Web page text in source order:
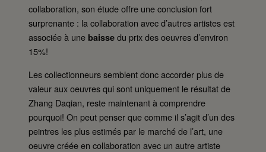
collaboration, son étude offre une conclusion fort
surprenante : la collaboration avec d’autres artistes est
associée à une baisse du prix des oeuvres d’environ
15%!
Les collectionneurs semblent donc accorder plus de
valeur aux oeuvres qui sont uniquement le résultat de
Zhang Daqian, reste maintenant à comprendre
pourquoi! On peut penser que comme il s’agit d’un des
peintres les plus estimés par le marché de l’art, une
oeuvre créée en collaboration avec un autre artiste